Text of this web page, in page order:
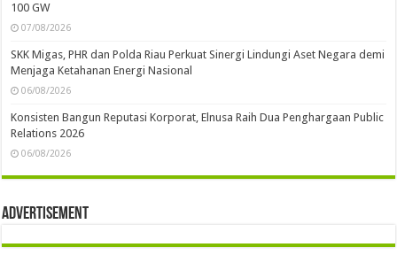
100 GW
07/08/2026
SKK Migas, PHR dan Polda Riau Perkuat Sinergi Lindungi Aset Negara demi
Menjaga Ketahanan Energi Nasional
06/08/2026
Konsisten Bangun Reputasi Korporat, Elnusa Raih Dua Penghargaan Public
Relations 2026
06/08/2026
Advertisement